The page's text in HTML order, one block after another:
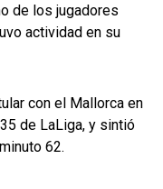
de los jugadores
actividad en su
con el Mallorca en
de LaLiga, y sintió
62.